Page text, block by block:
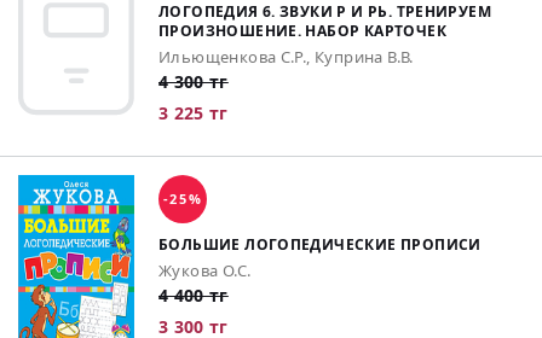
ЛОГОПЕДИЯ 6. ЗВУКИ Р И РЬ. ТРЕНИРУЕМ
ПРОИЗНОШЕНИЕ. НАБОР КАРТОЧЕК
Ильющенкова С.Р., Куприна В.В.
4 300 тг
3 225 тг
-25%
БОЛЬШИЕ ЛОГОПЕДИЧЕСКИЕ ПРОПИСИ
Жукова О.С.
4 400 тг
3 300 тг